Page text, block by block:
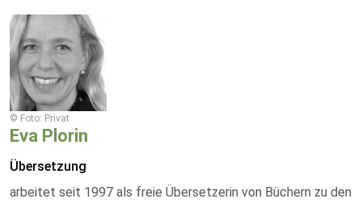
© Foto: Privat
Eva Plorin
Übersetzung
arbeitet seit 1997 als freie Übersetzerin von Büchern zu den